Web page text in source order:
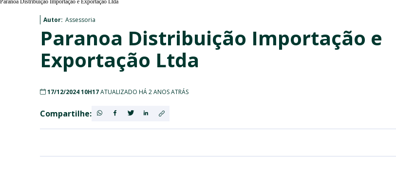
Paranoa Distribuição Importação e Exportação Ltda
Autor: Assessoria
Paranoa Distribuição Importação e
Exportação Ltda
17/12/2024 10H17ATUALIZADO HÁ 2 ANOS ATRÁS
Compartilhe: